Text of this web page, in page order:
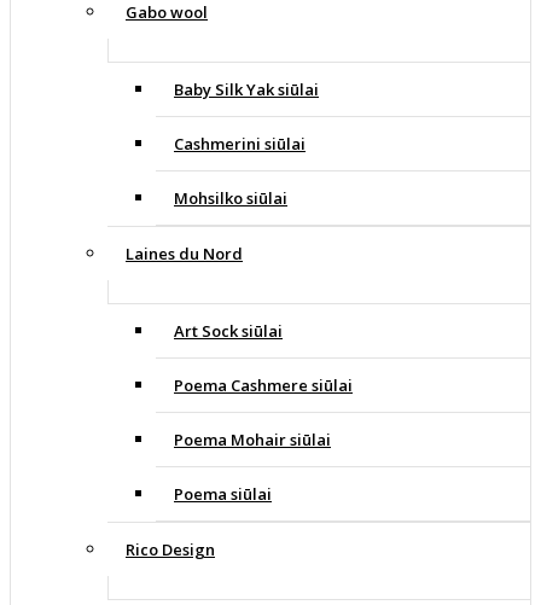
Gabo wool
Baby Silk Yak siūlai
Cashmerini siūlai
Mohsilko siūlai
Laines du Nord
Art Sock siūlai
Poema Cashmere siūlai
Poema Mohair siūlai
Poema siūlai
Rico Design